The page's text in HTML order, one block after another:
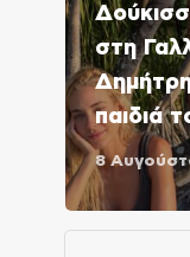
στη
παιδιά
8